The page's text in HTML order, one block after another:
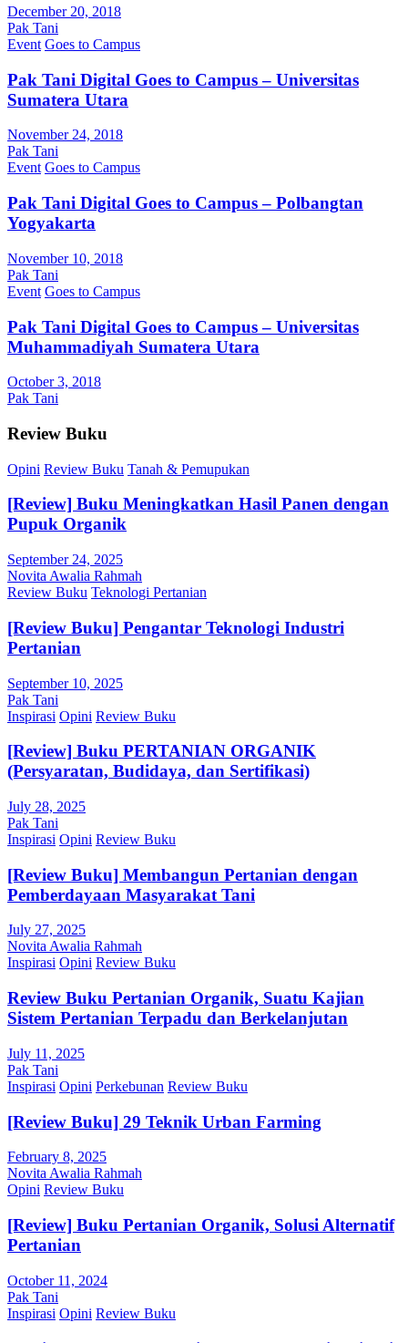
December 20, 2018
Pak Tani
Event Goes to Campus
Pak Tani Digital Goes to Campus – Universitas
Sumatera Utara
November 24, 2018
Pak Tani
Event Goes to Campus
Pak Tani Digital Goes to Campus – Polbangtan
Yogyakarta
November 10, 2018
Pak Tani
Event Goes to Campus
Pak Tani Digital Goes to Campus – Universitas
Muhammadiyah Sumatera Utara
October 3, 2018
Pak Tani
Review Buku
Opini Review Buku Tanah & Pemupukan
[Review] Buku Meningkatkan Hasil Panen dengan
Pupuk Organik
September 24, 2025
Novita Awalia Rahmah
Review Buku Teknologi Pertanian
[Review Buku] Pengantar Teknologi Industri
Pertanian
September 10, 2025
Pak Tani
Inspirasi Opini Review Buku
[Review] Buku PERTANIAN ORGANIK
(Persyaratan, Budidaya, dan Sertifikasi)
July 28, 2025
Pak Tani
Inspirasi Opini Review Buku
[Review Buku] Membangun Pertanian dengan
Pemberdayaan Masyarakat Tani
July 27, 2025
Novita Awalia Rahmah
Inspirasi Opini Review Buku
Review Buku Pertanian Organik, Suatu Kajian
Sistem Pertanian Terpadu dan Berkelanjutan
July 11, 2025
Pak Tani
Inspirasi Opini Perkebunan Review Buku
[Review Buku] 29 Teknik Urban Farming
February 8, 2025
Novita Awalia Rahmah
Opini Review Buku
[Review] Buku Pertanian Organik, Solusi Alternatif
Pertanian
October 11, 2024
Pak Tani
Inspirasi Opini Review Buku